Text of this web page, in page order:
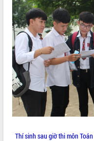
Diễn đàn Kinh tế tư nhân Việt
phá cơ chế - Hợp tác công tư
Đề án 06 tạo bước ngoặt đột phá
cải cách hành chính tỉnh Đắk Lắk
Kết nối tour, đẩy mạnh chuyển
để phát triển du lịch Đắk Lắk
Khởi động Dự án Đầu tư xây dựng hạ
tầng kỹ thuật Cụm công nghiệp Tân
Tiến
Gặp mặt các cơ quan báo chí nhân
niệm 101 năm Ngày Báo chí Cách
Đắk Lắk sơ kết 4 năm triển khai
Thí sinh sau giờ thi môn